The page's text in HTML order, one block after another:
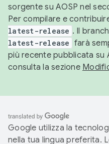
sorgente su AOSP nel
Per compilare e
latest-release . Il
latest-release farà
più recente pubblicata su
consulta la sezione
Google utilizza la
nella tua lingua preferita.